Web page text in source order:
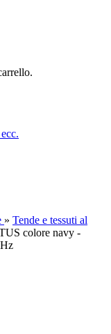
» Tende e tessuti al
colore navy -